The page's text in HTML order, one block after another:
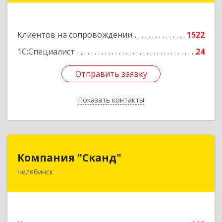
Клиентов на сопровождении
1522
1С:Специалист
24
Отправить заявку
Показать контакты
Отправить заявку
Назад
Компания "Сканд"
Челябинск